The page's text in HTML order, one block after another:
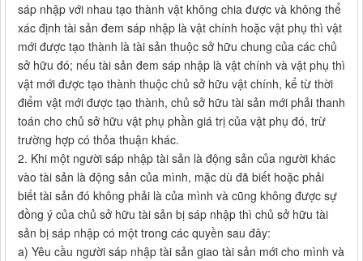
sáp nhập với nhau tạo thành vật không chia được và không thể
xác định tài sản đem sáp nhập là vật chính hoặc vật phụ thì vật
mới được tạo thành là tài sản thuộc sở hữu chung của các chủ
sở hữu đó; nếu tài sản đem sáp nhập là vật chính và vật phụ thì
vật mới được tạo thành thuộc chủ sở hữu vật chính, kể từ thời
điểm vật mới được tạo thành, chủ sở hữu tài sản mới phải thanh
toán cho chủ sở hữu vật phụ phần giá trị của vật phụ đó, trừ
trường hợp có thỏa thuận khác.
2. Khi một người sáp nhập tài sản là động sản của người khác
vào tài sản là động sản của mình, mặc dù đã biết hoặc phải
biết tài sản đó không phải là của mình và cũng không được sự
đồng ý của chủ sở hữu tài sản bị sáp nhập thì chủ sở hữu tài
sản bị sáp nhập có một trong các quyền sau đây:
a) Yêu cầu người sáp nhập tài sản giao tài sản mới cho mình và